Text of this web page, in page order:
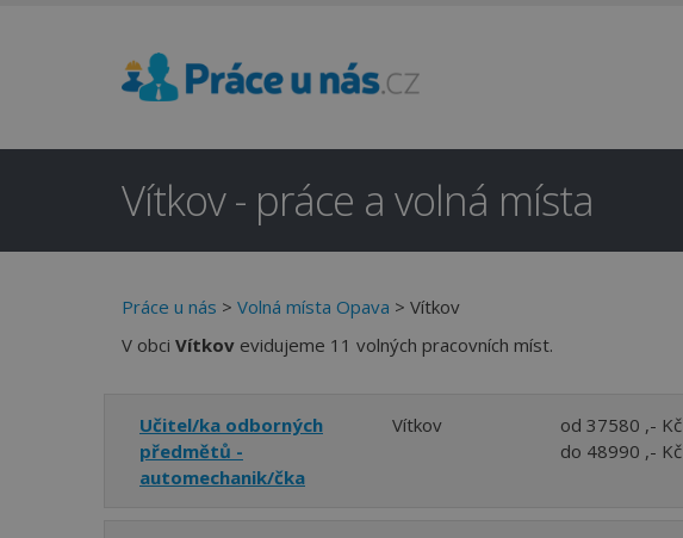
Vítkov - práce a volná místa
Práce u nás > Volná místa Opava > Vítkov
V obci Vítkov evidujeme 11 volných pracovních míst.
Učitel/ka odborných
předmětů -
automechanik/čka
Vítkov
od 37580 ,- Kč
do 48990 ,- Kč